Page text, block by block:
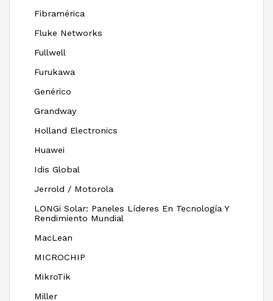
Fibramérica
Fluke Networks
Fullwell
Furukawa
Genérico
Grandway
Holland Electronics
Huawei
Idis Global
Jerrold / Motorola
LONGi Solar: Paneles Líderes En Tecnología Y
Rendimiento Mundial
MacLean
MICROCHIP
MikroTik
Miller